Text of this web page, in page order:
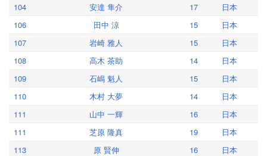
104
安達 隼介 17
日本
106
田中 涼 15
日本
107
岩崎 雅人 15
日本
108
高木 茶助 14
日本
109
石嶋 魁人 15
日本
110
木村 大夢 14
日本
111
山中 一輝 16
日本
111
芝原 隆真 19
日本
113
原 賢伸 16
日本